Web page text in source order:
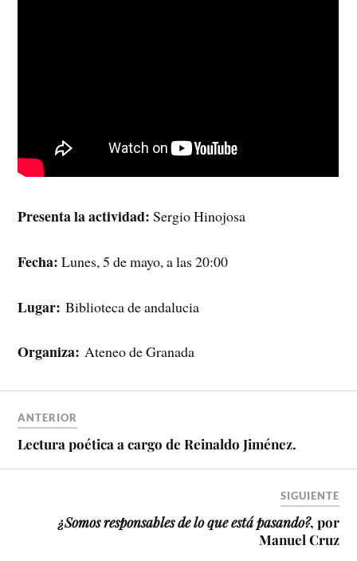
Presenta la actividad:Sergio Hinojosa
Fecha:Lunes, 5 de mayo, a las 20:00
Lugar: Biblioteca de andalucia
Organiza: Ateneo de Granada
ANTERIOR
Lectura poética a cargo de Reinaldo Jiménez.
SIGUIENTE
¿Somos responsables de lo que está pasando?, por
Manuel Cruz